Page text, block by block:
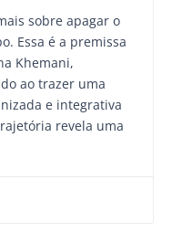
sobre apagar o
Essa é a premissa
Khemani,
ao trazer uma
e integrativa
revela uma